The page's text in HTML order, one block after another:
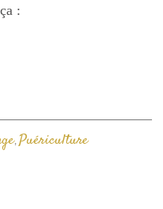
:
,Puériculture